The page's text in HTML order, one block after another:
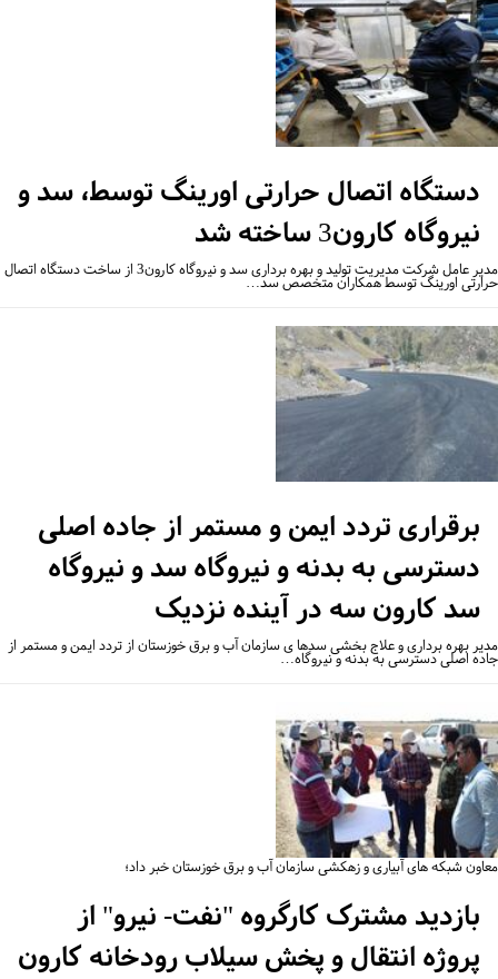
دستگاه اتصال حرارتی اورینگ توسط، سد و
نیروگاه کارون3 ساخته شد
مدیر عامل شرکت مدیریت تولید و بهره برداری سد و نیروگاه کارون3 از ساخت دستگاه اتصال
اورینگ توسط همکاران متخصص سد…
برقراری تردد ایمن و مستمر از جاده اصلی
دسترسی به بدنه و نیروگاه سد و نیروگاه
سد کارون سه در آینده نزدیک
بهره برداری و علاج بخشی سدها ی سازمان آب و برق خوزستان از تردد ایمن و مستمر از
اصلی دسترسی به بدنه و نیروگاه…
شبکه های آبیاری و زهکشی سازمان آب و برق خوزستان خبر داد؛
بازدید مشترک کارگروه "نفت- نیرو" از
پروژه انتقال و پخش سیلاب رودخانه کارون